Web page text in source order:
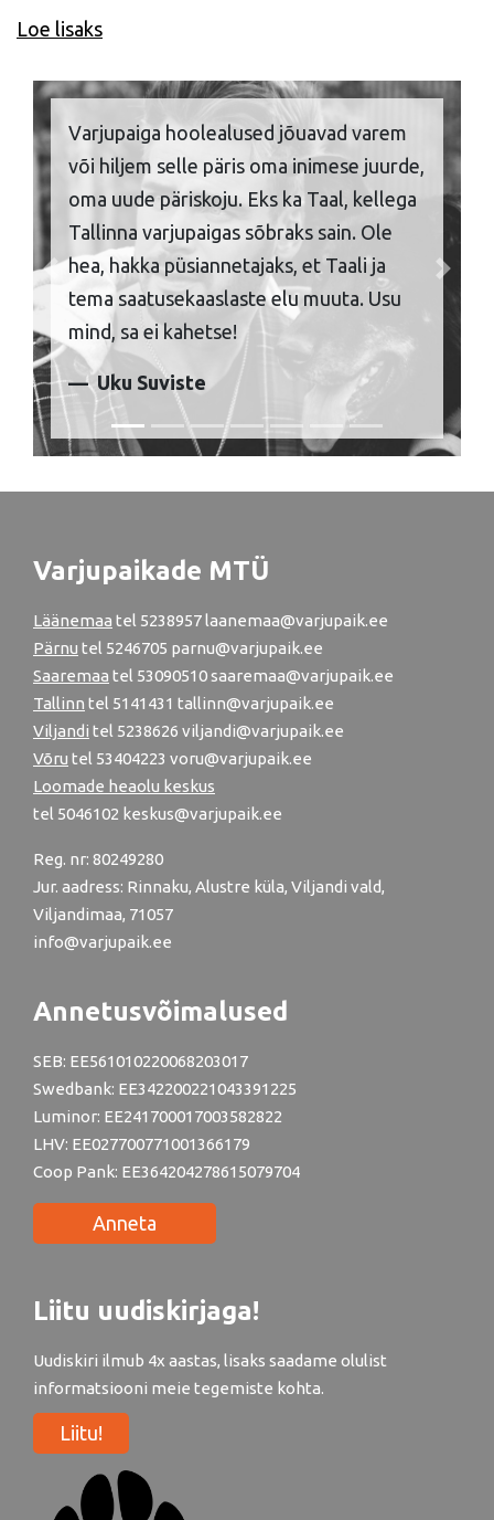
Loe lisaks
Varjupaiga hoolealused jõuavad varem
või hiljem selle päris oma inimese juurde,
oma uude päriskoju. Eks ka Taal, kellega
Tallinna varjupaigas sõbraks sain. Ole
hea, hakka püsiannetajaks, et Taali ja
tema saatusekaaslaste elu muuta. Usu
mind, sa ei kahetse!
Uku Suviste
Previous Next
Varjupaikade MTÜ
Läänemaa tel 5238957 laanemaa@varjupaik.ee
Pärnu tel 5246705 parnu@varjupaik.ee
Saaremaa tel 53090510 saaremaa@varjupaik.ee
Tallinn tel 5141431 tallinn@varjupaik.ee
Viljandi tel 5238626 viljandi@varjupaik.ee
Võru tel 53404223 voru@varjupaik.ee
Loomade heaolu keskus
tel 5046102 keskus@varjupaik.ee
Reg. nr: 80249280
Jur. aadress: Rinnaku, Alustre küla, Viljandi vald,
Viljandimaa, 71057
info@varjupaik.ee
Annetusvõimalused
SEB: EE561010220068203017
Swedbank: EE342200221043391225
Luminor: EE241700017003582822
LHV: EE027700771001366179
Coop Pank: EE364204278615079704
Anneta
Liitu uudiskirjaga!
Uudiskiri ilmub 4x aastas, lisaks saadame olulist
informatsiooni meie tegemiste kohta.
Liitu!